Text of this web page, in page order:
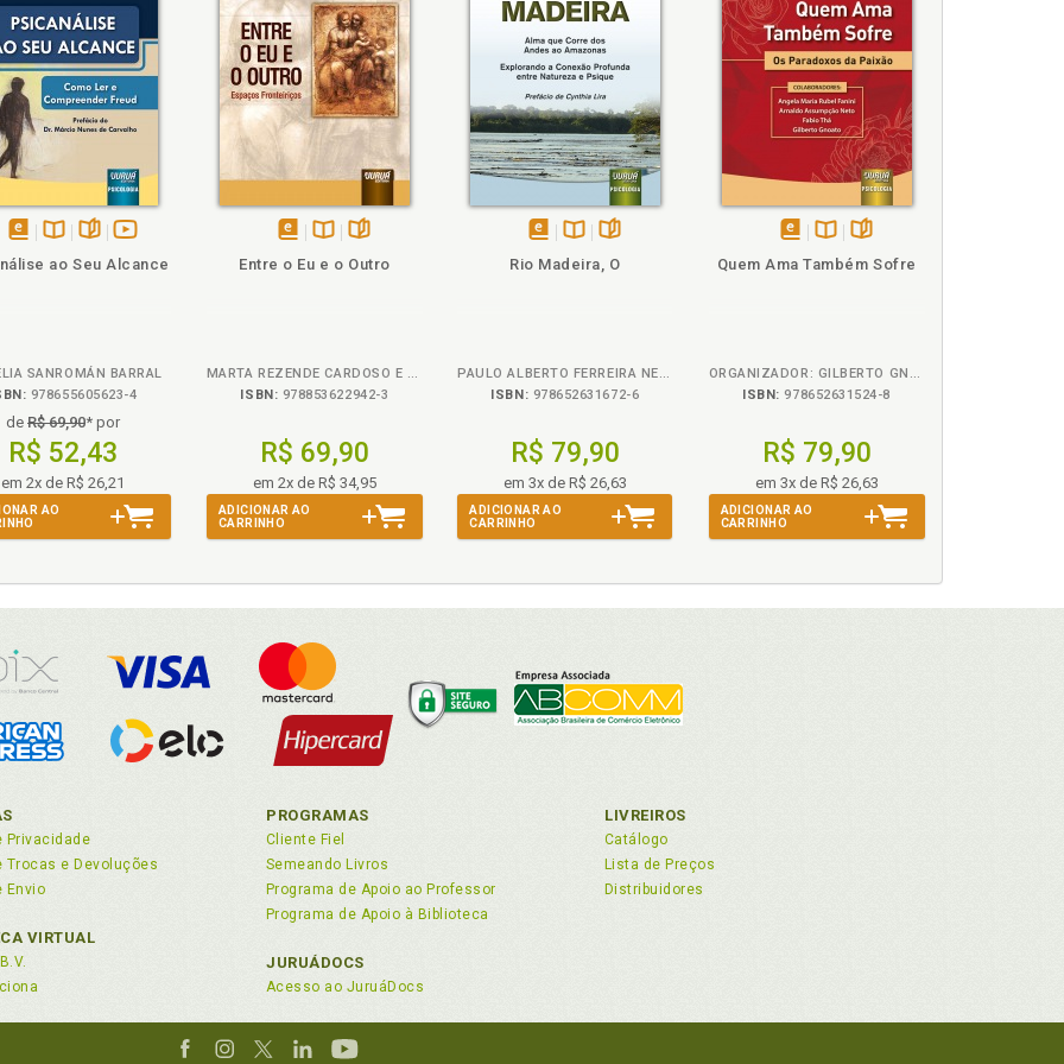
disponívelDisponível
páginasvídeo
ao Seu Alcance
SANROMÁN BARRAL
978655605623-4
de R$ 69,90* por
R$ 52,43
em 2x de R$ 26,21
AO
Entre o Eu e o Outro
MARTA REZENDE CARDOSO E CLAUDIA AMORIM GARCIA
ISBN: 978853622942-3
R$ 69,90
em 2x de R$ 34,95
ADICIONAR AO
CARRINHO
disponívelDisponível
Rio Madeira, O
PAULO ALBERTO FERREIRA NETO
ISBN: 978652631672-6
R$ 79,90
em 3x de R$ 26,63
ADICIONAR AO
CARRINHO
disponívelDisponível
Folheie
páginas
Quem Ama Também Sofre
ORGANIZADOR: GILBERTO GNOATO
ISBN: 978652631524-8
R$ 79,90
em 3x de R$ 26,63
ADICIONAR AO
CARRINHO
Privacidade
Trocas e Devoluções
Envio
VIRTUAL
PROGRAMAS
Cliente Fiel
Semeando Livros
Programa de Apoio ao Professor
Programa de Apoio à Biblioteca
JURUÁDOCS
Acesso ao JuruáDocs
LIVREIROS
Catálogo
Lista de Preços
Distribuidores